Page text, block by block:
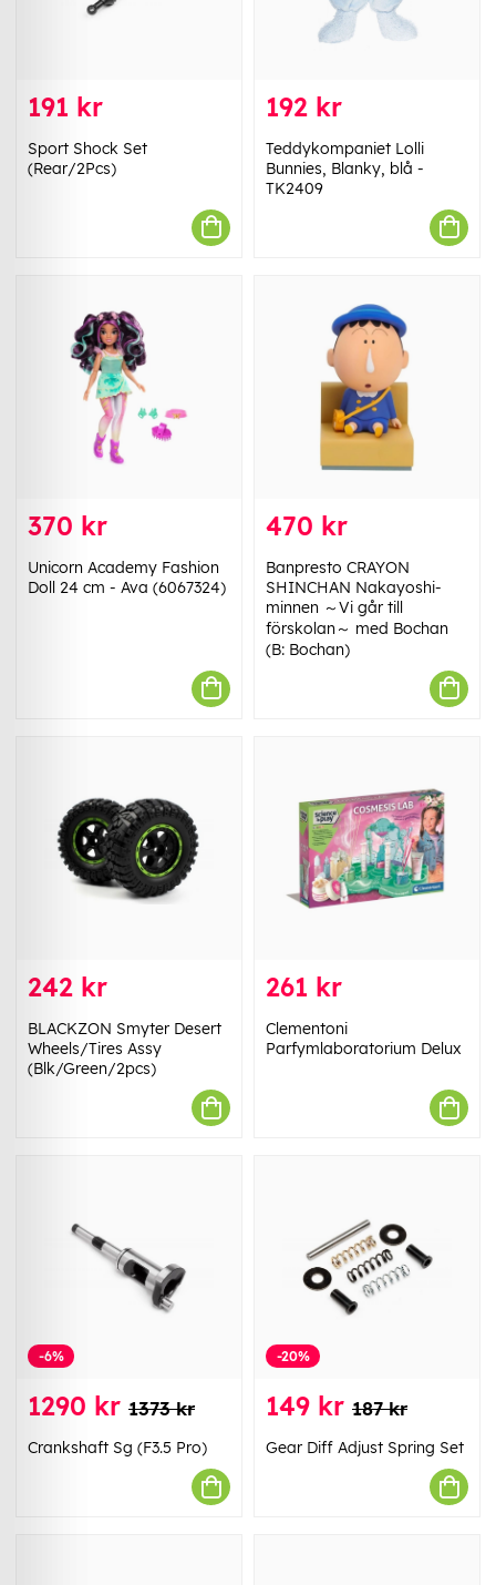
191 kr
Sport Shock Set
(Rear/2Pcs)
192 kr
Teddykompaniet Lolli
Bunnies, Blanky, blå -
TK2409
370 kr
Unicorn Academy Fashion
Doll 24 cm - Ava (6067324)
470 kr
Banpresto CRAYON
SHINCHAN Nakayoshi-
minnen ～Vi går till
förskolan～ med Bochan
(B: Bochan)
242 kr
BLACKZON Smyter Desert
Wheels/Tires Assy
(Blk/Green/2pcs)
261 kr
Clementoni
Parfymlaboratorium Delux
-6%
1290 kr 1373 kr
Crankshaft Sg (F3.5 Pro)
-20%
149 kr 187 kr
Gear Diff Adjust Spring Set